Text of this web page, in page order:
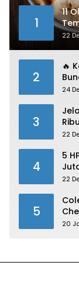
1
11
22
2
🔥
24
3
22
4
5
22
5
20